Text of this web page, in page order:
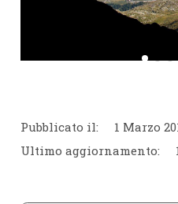
Pubblicato il:
1 Marzo
Ultimo aggiornamento: